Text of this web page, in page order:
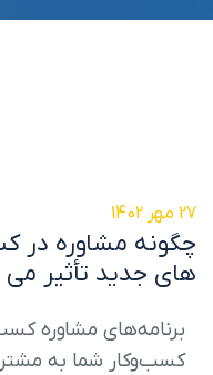
27 مهر 1402
چگونه مشاوره در
های جدید تأثیر می
برنامه‌های مشاوره
کسب‌وکار شما به